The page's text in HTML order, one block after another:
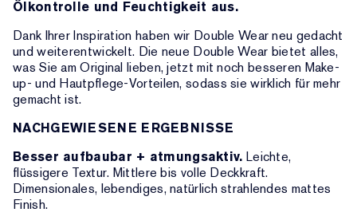
Ölkontrolle und Feuchtigkeit aus.
Dank Ihrer Inspiration haben wir Double Wear neu gedacht
und weiterentwickelt. Die neue Double Wear bietet alles,
was Sie am Original lieben, jetzt mit noch besseren Make-
up- und Hautpflege-Vorteilen, sodass sie wirklich für mehr
gemacht ist.
NACHGEWIESENE ERGEBNISSE
Besser aufbaubar + atmungsaktiv. Leichte,
flüssigere Textur. Mittlere bis volle Deckkraft.
Dimensionales, lebendiges, natürlich strahlendes mattes
Finish.